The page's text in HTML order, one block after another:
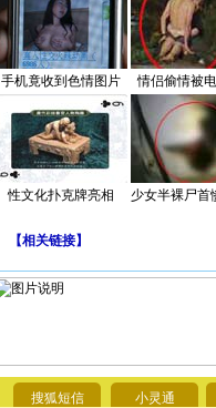
手机竟收到色情图片 情侣偷情被
性文化扑克牌亮相 少女半裸尸首
【相关链接】
搜狐短信 小灵通